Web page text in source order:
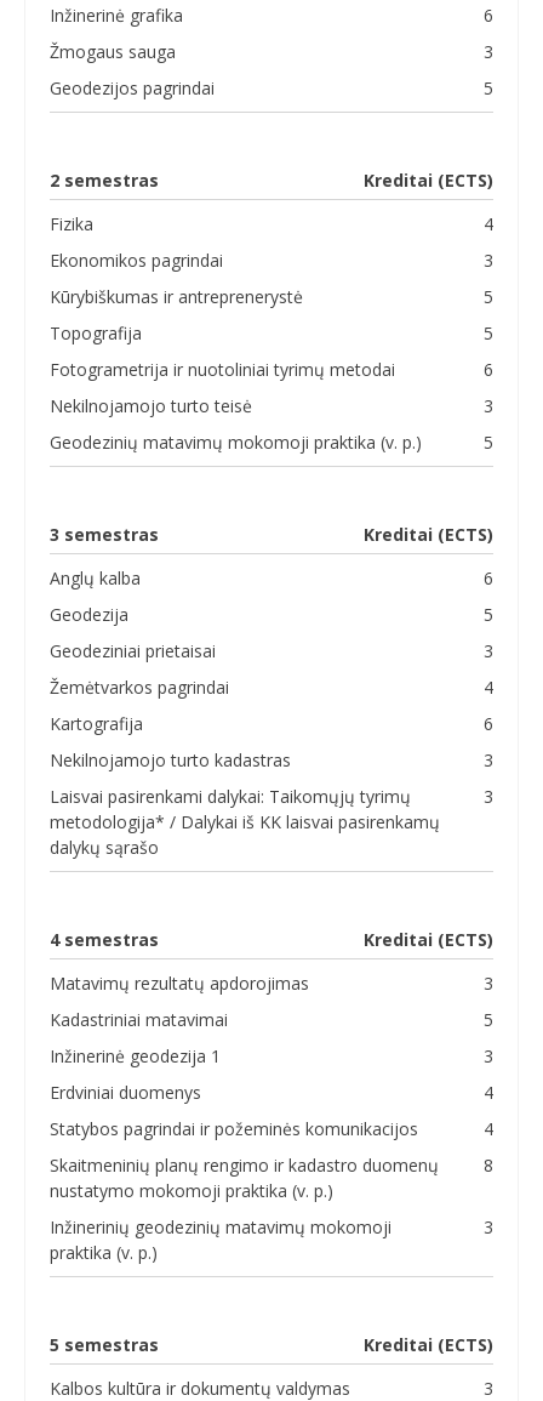
Inžinerinė grafika
6
Žmogaus sauga
3
Geodezijos pagrindai
5
2 semestras
Kreditai (ECTS)
Fizika
4
Ekonomikos pagrindai
3
Kūrybiškumas ir antreprenerystė
5
Topografija
5
Fotogrametrija ir nuotoliniai tyrimų metodai
6
Nekilnojamojo turto teisė
3
Geodezinių matavimų mokomoji praktika (v. p.)
5
3 semestras
Kreditai (ECTS)
Anglų kalba
6
Geodezija
5
Geodeziniai prietaisai
3
Žemėtvarkos pagrindai
4
Kartografija
6
Nekilnojamojo turto kadastras
3
Laisvai pasirenkami dalykai: Taikomųjų tyrimų
metodologija* / Dalykai iš KK laisvai pasirenkamų
dalykų sąrašo
3
4 semestras
Kreditai (ECTS)
Matavimų rezultatų apdorojimas
3
Kadastriniai matavimai
5
Inžinerinė geodezija 1
3
Erdviniai duomenys
4
Statybos pagrindai ir požeminės komunikacijos
4
Skaitmeninių planų rengimo ir kadastro duomenų
nustatymo mokomoji praktika (v. p.)
8
Inžinerinių geodezinių matavimų mokomoji
praktika (v. p.)
3
5 semestras
Kreditai (ECTS)
Kalbos kultūra ir dokumentų valdymas
3